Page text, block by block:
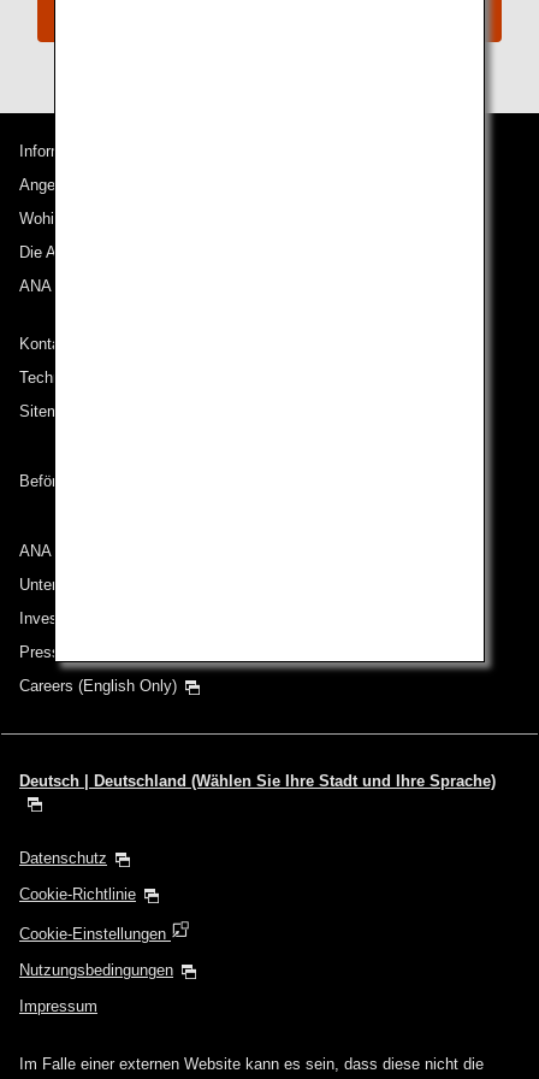
Informationen zu ANA
Angebote und Ankündigungen
Wohin wir reisen
Die ANA Experience
ANA Mileage Club
Kontakt zu ANA
Technische Hilfe (Barrierefreiheit)
Sitemap
Beförderungsbedingungen
ANA Group
Unternehmen der ANA Group
Investor Relations
Pressemeldungen
Careers (English Only)
Deutsch | Deutschland (Wählen Sie Ihre Stadt und Ihre Sprache)
Datenschutz
Cookie-Richtlinie
Cookie-Einstellungen
Nutzungsbedingungen
Impressum
Im Falle einer externen Website kann es sein, dass diese nicht die